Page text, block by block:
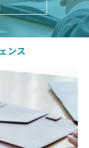
ンス